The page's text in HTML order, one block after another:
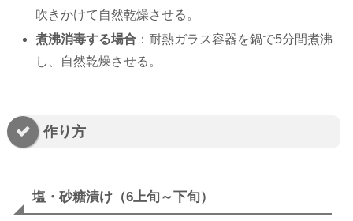
吹きかけて自然乾燥させる。
煮沸消毒する場合 ：耐熱ガラス容器を鍋で5分間煮沸
し、自然乾燥させる。
作り方
塩・砂糖漬け（6上旬～下旬）